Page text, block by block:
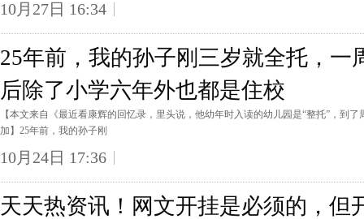
10月27日 16:34
25年前，我的孙子刚三岁就全托，一
后除了小学六年外也都是住校
【本文来自《最近看康辉的回忆录，里头说，他幼年时入读的幼儿园是“整托”，到
加】25年前，我的孙子刚
10月24日 17:36
天天热资讯！网文开挂是必须的，但